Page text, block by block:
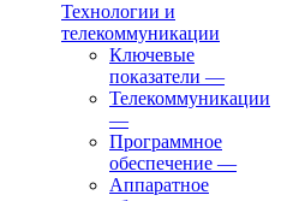
Технологии и
телекоммуникации
Ключевые
показатели —
Телекоммуникации
—
Программное
обеспечение —
Аппаратное